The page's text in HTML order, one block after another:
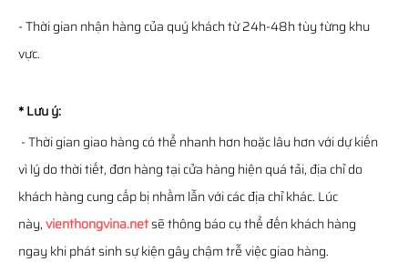
- Thời gian nhận hàng của quý khách từ 24h-48h tùy từng khu
vực.
* Lưu ý:
- Thời gian giao hàng có thể nhanh hơn hoặc lâu hơn với dự kiến
vì lý do thời tiết, đơn hàng tại cửa hàng hiện quá tải, địa chỉ do
khách hàng cung cấp bị nhầm lẫn với các địa chỉ khác. Lúc
này,vienthongvina.netsẽ thông báo cụ thể đến khách hàng
ngay khi phát sinh sự kiện gây chậm trễ việc giao hàng.